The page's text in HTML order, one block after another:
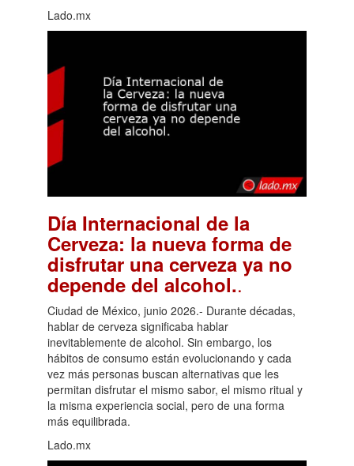
Lado.mx
Día Internacional de la
Cerveza: la nueva forma de
disfrutar una cerveza ya no
depende del alcohol..
Ciudad de México, junio 2026.- Durante décadas,
hablar de cerveza significaba hablar
inevitablemente de alcohol. Sin embargo, los
hábitos de consumo están evolucionando y cada
vez más personas buscan alternativas que les
permitan disfrutar el mismo sabor, el mismo ritual y
la misma experiencia social, pero de una forma
más equilibrada.
Lado.mx